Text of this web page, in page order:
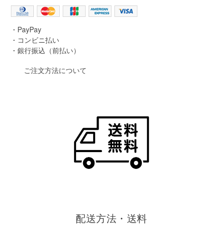
・PayPay
・コンビニ払い
・銀行振込（前払い）
ご注文方法について
配送方法・送料